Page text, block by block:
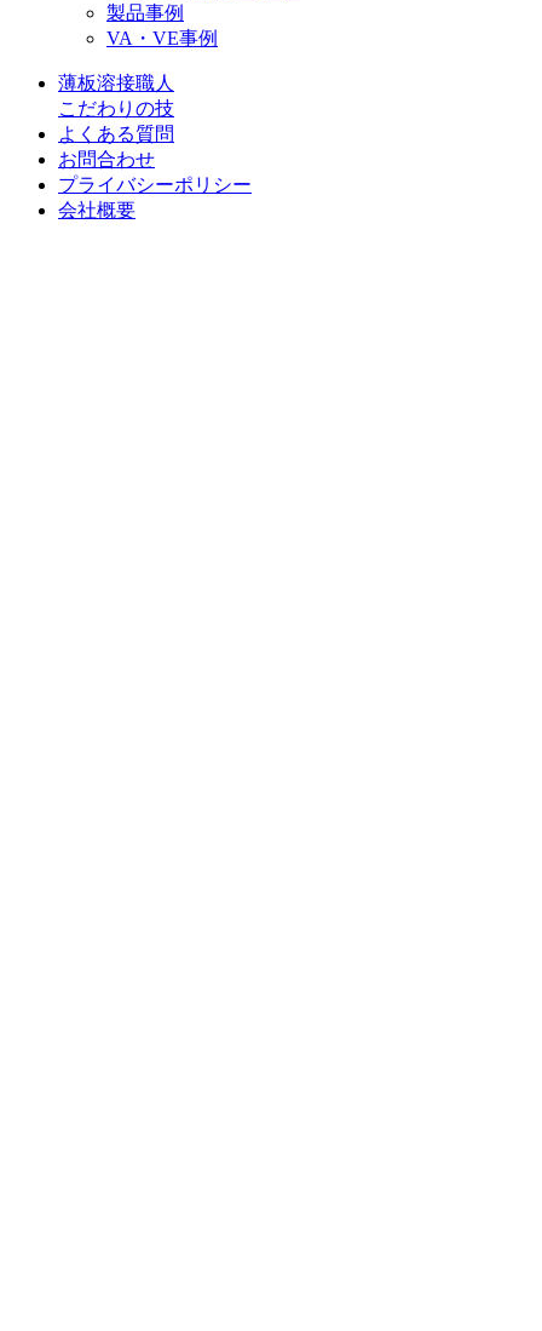
製品事例
VA・VE事例
薄板溶接職人
こだわりの技
よくある質問
お問合わせ
プライバシーポリシー
会社概要